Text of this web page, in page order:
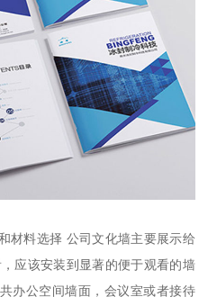
材料选择 公司文化墙主要展示给
应该安装到显著的便于观看的墙
办公空间墙面，会议室或者接待